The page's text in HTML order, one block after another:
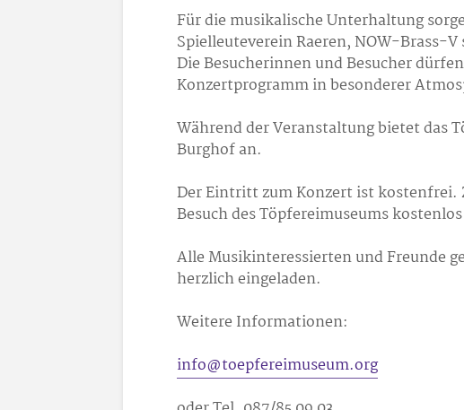
Für die musikalische Unterhaltung
Spielleuteverein Raeren, NOW-Brass-
Die Besucherinnen und Besucher
Konzertprogramm in besonderer
Während der Veranstaltung bietet das
Burghof an.
Der Eintritt zum Konzert ist kostenfrei.
Besuch des Töpfereimuseums
Alle Musikinteressierten und Freunde
herzlich eingeladen.
Weitere Informationen:
info@toepfereimuseum.org